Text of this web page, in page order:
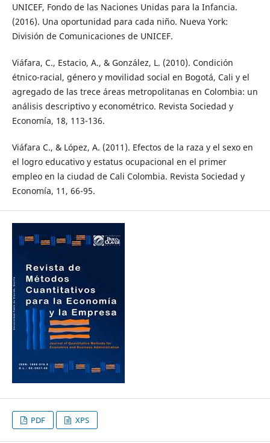
UNICEF, Fondo de las Naciones Unidas para la Infancia.
(2016). Una oportunidad para cada niño. Nueva York:
División de Comunicaciones de UNICEF.
Viáfara, C., Estacio, A., & González, L. (2010). Condición
étnico-racial, género y movilidad social en Bogotá, Cali y el
agregado de las trece áreas metropolitanas en Colombia: un
análisis descriptivo y econométrico. Revista Sociedad y
Economía, 18, 113-136.
Viáfara C., & López, A. (2011). Efectos de la raza y el sexo en
el logro educativo y estatus ocupacional en el primer
empleo en la ciudad de Cali Colombia. Revista Sociedad y
Economía, 11, 66-95.
PDF XPS